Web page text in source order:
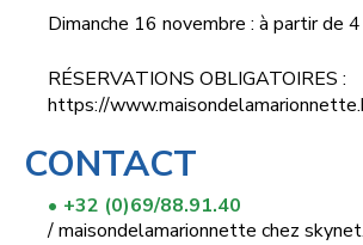
Dimanche 16 novembre : à partir de
RÉSERVATIONS OBLIGATOIRES :
https://
CONTACT
+32 (0)69/88.91.40
/maisondelamarionnette chez